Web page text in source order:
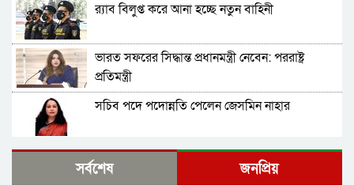
র‍্যাব বিলুপ্ত করে আনা হচ্ছে নতুন বাহিনী
ভারত সফরের সিদ্ধান্ত প্রধানমন্ত্রী নেবেন: পররাষ্ট্র
প্রতিমন্ত্রী
সচিব পদে পদোন্নতি পেলেন জেসমিন নাহার
পুলিশের ৭ কর্মকর্তাকে বদলি
সর্বশেষ জনপ্রিয়